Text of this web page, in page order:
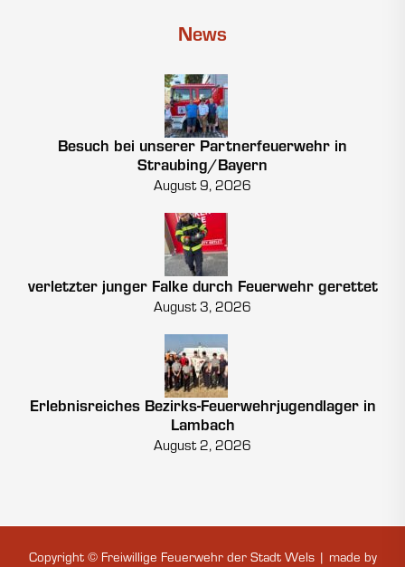
News
Besuch bei unserer Partnerfeuerwehr in
Straubing/Bayern
August 9, 2026
verletzter junger Falke durch Feuerwehr gerettet
August 3, 2026
Erlebnisreiches Bezirks-Feuerwehrjugendlager in
Lambach
August 2, 2026
Copyright © Freiwillige Feuerwehr der Stadt Wels | made by